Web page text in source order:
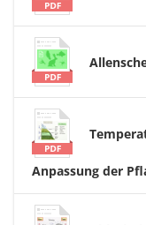
Anpassung der